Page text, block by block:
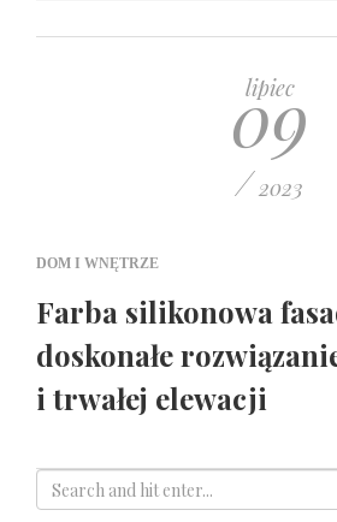
lipiec
09
/ 2023
DOM I WNĘTRZE
Farba silikonowa
doskonałe
i trwałej elewacji